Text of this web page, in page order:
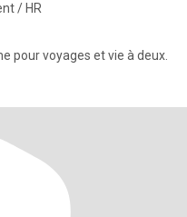
/ HR
pour voyages et vie à deux.